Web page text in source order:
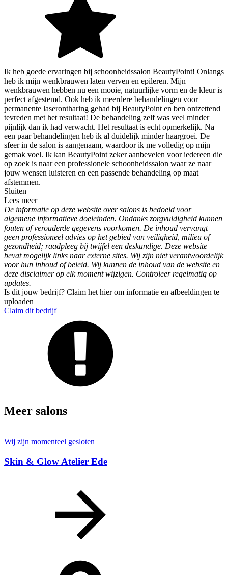
Ik heb goede ervaringen bij schoonheidssalon BeautyPoint! Onlangs
heb ik mijn wenkbrauwen laten verven en epileren. Mijn
wenkbrauwen hebben nu een mooie, natuurlijke vorm en de kleur is
perfect afgestemd. Ook heb ik meerdere behandelingen voor
permanente laserontharing gehad bij BeautyPoint en ben ontzettend
tevreden met het resultaat! De behandeling zelf was veel minder
pijnlijk dan ik had verwacht. Het resultaat is echt opmerkelijk. Na
een paar behandelingen heb ik al duidelijk minder haargroei. De
sfeer in de salon is aangenaam, waardoor ik me volledig op mijn
gemak voel. Ik kan BeautyPoint zeker aanbevelen voor iedereen die
op zoek is naar een professionele schoonheidssalon waar ze naar
jouw wensen luisteren en een passende behandeling op maat
afstemmen.
Sluiten
Lees meer
De informatie op deze website over salons is bedoeld voor
algemene informatieve doeleinden. Ondanks zorgvuldigheid kunnen
fouten of verouderde gegevens voorkomen. De inhoud vervangt
geen professioneel advies op het gebied van veiligheid, milieu of
gezondheid; raadpleeg bij twijfel een deskundige. Deze website
bevat mogelijk links naar externe sites. Wij zijn niet verantwoordelijk
voor hun inhoud of beleid. Wij kunnen de inhoud van de website en
deze disclaimer op elk moment wijzigen. Controleer regelmatig op
updates.
Is dit jouw bedrijf? Claim het hier om informatie en afbeeldingen te
uploaden
Claim dit bedrijf
Meer salons
Wij zijn momenteel gesloten
Skin & Glow Atelier Ede